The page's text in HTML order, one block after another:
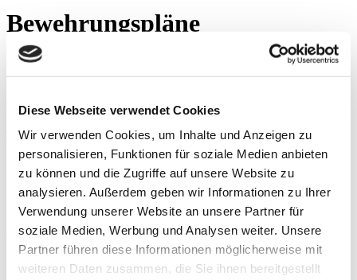
Diese Webseite verwendet Cookies
Wir verwenden Cookies, um Inhalte und Anzeigen zu
personalisieren, Funktionen für soziale Medien anbieten
zu können und die Zugriffe auf unsere Website zu
analysieren. Außerdem geben wir Informationen zu Ihrer
Verwendung unserer Website an unsere Partner für
soziale Medien, Werbung und Analysen weiter. Unsere
Partner führen diese Informationen möglicherweise mit
weiteren Daten zusammen, die Sie ihnen bereitgestellt
Bewehrungspläne
Stahlbetonbauteilen darstellen. Sie werden auf Grundlage von
bewehrende Bauteil hergestellt. Die Schalpläne geben die
Geometrie des Bauteils vor, während die statische Berechnung
Angaben über die Menge und die Verteilung der Betonstähle angibt.
Bewehrungspläne enthalten somit die notwendigen Informationen,
nach denen die Betonstähle in der Biegerei abgelängt, im Anschluss
daran gebogen sowie vom Stahlbetonbauer auf der Baustelle verlegt
Dies wird auch als Stahlauszug bezeichnet. Im Stahlauszug wird